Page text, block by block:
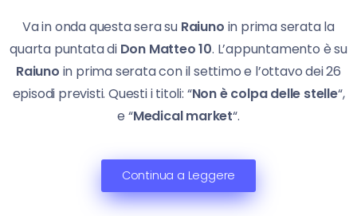
Va in onda questa sera su Raiuno in prima serata la
quarta puntata di Don Matteo 10. L’appuntamento è su
Raiuno in prima serata con il settimo e l’ottavo dei 26
episodi previsti. Questi i titoli: “Non è colpa delle stelle“,
e “Medical market“.
Continua a Leggere